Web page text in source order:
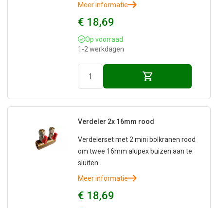
Meer informatie
€ 18,69
Op voorraad
1-2 werkdagen
Verdeler 2x 16mm rood
Verdelerset met 2 mini bolkranen rood
om twee 16mm alupex buizen aan te
sluiten.
Meer informatie
€ 18,69